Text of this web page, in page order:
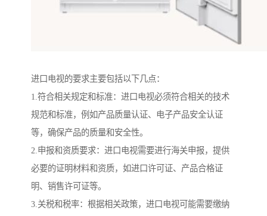
进口电视的要求主要包括以下几点：
1.符合相关规定和标准：进口电视必须符合相关的技术
规范和标准，例如产品质量认证、电子产品安全认证
等，确保产品的质量和安全性。
2.申报和资质要求：进口电视需要进行海关申报，提供
必要的证明材料和资质，如进口许可证、产品合格证
明、销售许可证等。
3.关税和税率：根据相关政策，进口电视可能需要缴纳